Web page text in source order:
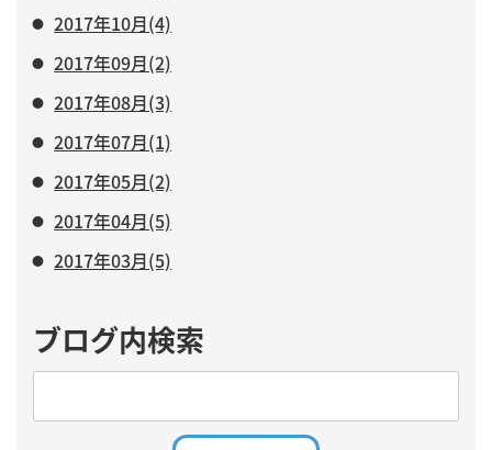
2017年10月(4)
2017年09月(2)
2017年08月(3)
2017年07月(1)
2017年05月(2)
2017年04月(5)
2017年03月(5)
ブログ内検索